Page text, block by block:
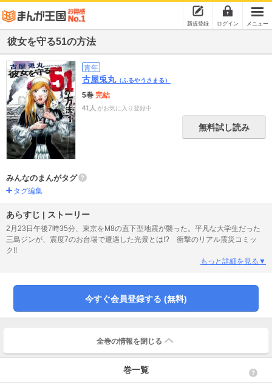
新規登録 ログイン メニュー
彼女を守る51の方法
青年
古屋兎丸（ふるやうさまる）
5巻 完結
41人 がお気に入り登録中
無料試し読み
みんなのまんがタグ
タグ編集
あらすじ | ストーリー
2月23日午後7時35分、東京をM8の直下型地震が襲った。平凡な大学生だった
三島ジンが、震度7のお台場で遭遇した光景とは!? 衝撃のリアル震災コミッ
ク!!
もっと詳細を見る▼
今すぐ会員登録する (無料)
全巻の情報を 閉じる
巻一覧